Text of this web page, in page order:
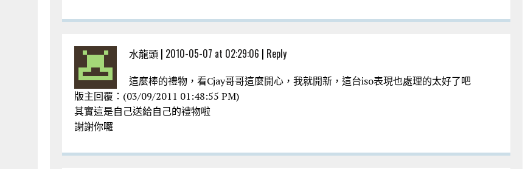
水龍頭 | 2010-05-07 at 02:29:06 | Reply
這麼棒的禮物，看Cjay哥哥這麼開心，我就開新，這台iso表現也處理的太好了吧
版主回覆：(03/09/2011 01:48:55 PM)
其實這是自己送給自己的禮物啦
謝謝你囉